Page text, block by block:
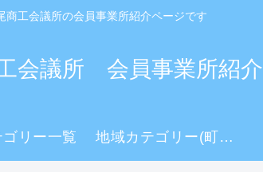
商工会議所の会員事業所紹介ページです
工会議所 会員事業所紹介
ゴリー一覧 地域カテゴリー(町名)